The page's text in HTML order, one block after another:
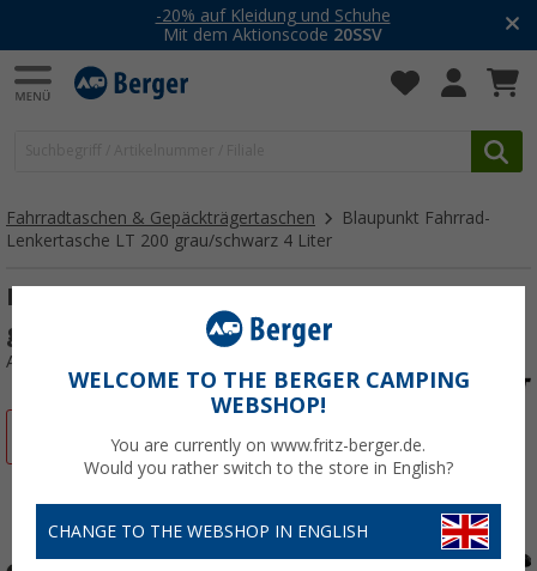
-20% auf Kleidung und Schuhe
Mit dem Aktionscode 20SSV
Fahrradtaschen & Gepäckträgertaschen
Blaupunkt Fahrrad-
Lenkertasche LT 200 grau/schwarz 4 Liter
Blaupunkt Fahrrad-Lenkertasche LT 200
grau/schwarz 4 Liter
Art.-Nr.: 497626
WELCOME TO THE BERGER CAMPING
WEBSHOP!
You are currently on www.fritz-berger.de.
Would you rather switch to the store in English?
CHANGE TO THE WEBSHOP IN ENGLISH